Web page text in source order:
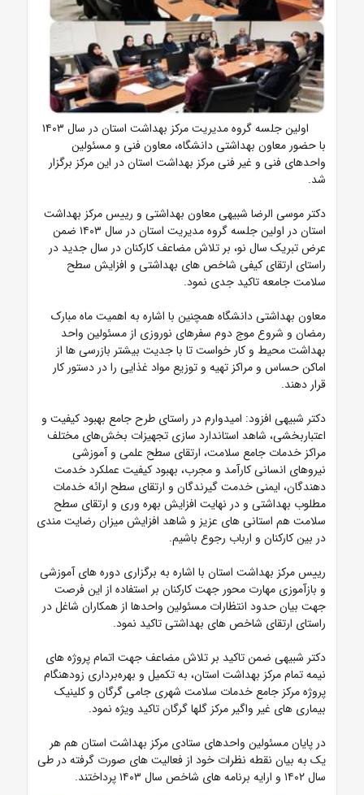
اولین جلسه گروه مدیریت مرکز بهداشت استان در سال ۱۴۰۳
با حضور معاون بهداشتی دانشگاه، معاون فنی و مسئولین
واحدهای فنی و غیر فنی مرکز بهداشت استان در این مرکز برگزار
شد.
دکتر موسی الرضا شبیهی معاون بهداشتی و رییس مرکز بهداشت
استان در اولین جلسه گروه مدیریت استان در سال ۱۴۰۳ ضمن
عرض تبریک سال نو، بر تلاش مضاعف کارکنان در سال جدید در
راستای ارتقای کیفی شاخص های بهداشتی و افزایش سطح
سلامت جامعه تاکید جدی نمود.
معاون بهداشتی دانشگاه همچنین با اشاره به اهمیت ماه مبارک
رمضان و شروع موج دوم سفرهای نوروزی از مسئولین واحد
بهداشت محیط و کار خواست تا با جدیت بیشتر بازرسی ها از
اماکن حساس و مراکز تهیه و توزیع مواد غذایی را در دستور کار
قرار دهند.
دکتر شبیهی افزود: امیدوارم در راستای طرح جامع بهبود کیفیت و
اعتباربخشی، شاهد استاندارد سازی تجهیزات بخش‌های مختلف
مراکز خدمات جامع سلامت، ارتقای سطح علمی و آموزشی
نیرو‌های انسانی کارآمد و مجرب، بهبود کیفیت عملکرد خدمت
دهندگان، ایمنی خدمت گیرندگان و ارتقای سطح ارائه خدمات
مطلوب بهداشتی و در نهایت افزایش بهره وری و ارتقای سطح
سلامت هم استانی های عزیز و شاهد افزایش میزان رضایت مندی
در بین کارکنان و ارباب رجوع باشیم.
رییس مرکز بهداشت استان با اشاره به برگزاری دوره های آموزشی
و بازآموزی مهارت محور جهت کارکنان بر استفاده از این فرصت
جهت بیان حدود انتظارات مسئولین واحدها از همکاران شاغل در
راستای ارتقای شاخص های بهداشتی تاکید نمود.
دکتر شبیهی ضمن تاکید بر تلاش مضاعف جهت اتمام پروژه های
نیمه تمام مرکز بهداشت استان، به تکمیل و بهره‌برداری زودهنگام
پروژه مرکز جامع خدمات سلامت شهری جامی گرگان و کلینیک
بیماری های غیر واگیر مرکز گلها گرگان تاکید ویژه نمود.
در پایان مسئولین واحدهای ستادی مرکز بهداشت استان هم هر
یک به بیان نقطه نظرات خود از فعالیت های صورت گرفته در طی
سال ۱۴۰۲ و ارایه برنامه های شاخص سال ۱۴۰۳ پرداختند.